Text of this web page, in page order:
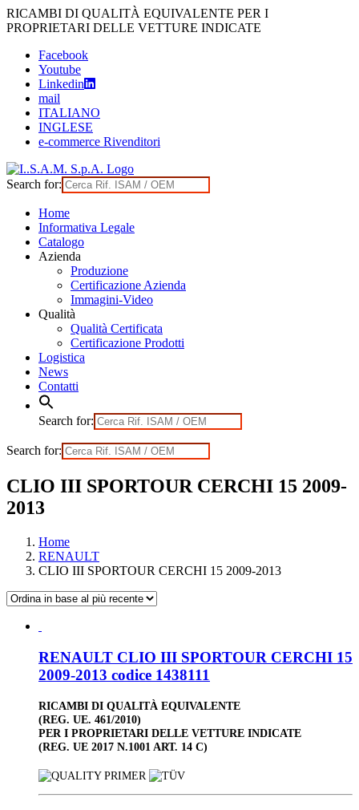
Skip
to
RICAMBI DI QUALITÀ EQUIVALENTE PER I
PROPRIETARI DELLE VETTURE INDICATE
Facebook
Youtube
Linkedin
mail
ITALIANO
INGLESE
e-commerce Rivenditori
Search for:
Home
Informativa Legale
Catalogo
Azienda
Produzione
Certificazione Azienda
Immagini-Video
Qualità
Qualità Certificata
Certificazione Prodotti
Logistica
News
Contatti
Search for:
Search for:
CLIO III SPORTOUR CERCHI 15 2009-
2013
Home
RENAULT
CLIO III SPORTOUR CERCHI 15 2009-2013
RENAULT CLIO III SPORTOUR CERCHI 15
2009-2013 codice 1438111
RICAMBI DI QUALITÀ EQUIVALENTE
(REG. UE. 461/2010)
PER I PROPRIETARI DELLE VETTURE INDICATE
(REG. UE 2017 N.1001 ART. 14 C)